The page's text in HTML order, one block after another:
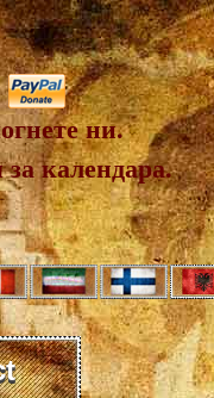
ни.
календара.